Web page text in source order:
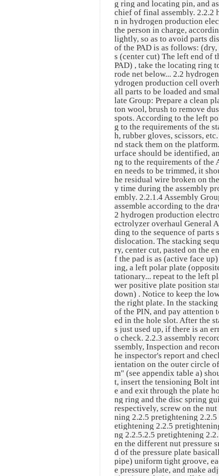
g ring and locating pin, and
chief of final assembly.
n in hydrogen production
the person in charge,
lightly, so as to avoid parts
of the PAD is as follows:
s (center cut) The left end of
PAD) , take the locating ring
rode net below... 2.2
ydrogen production cell
all parts to be loaded and
late Group: Prepare a clean
ton wool, brush to remove
spots. According to the left
g to the requirements of the
h, rubber gloves, scissors,
nd stack them on the
urface should be identified,
ng to the requirements of the
en needs to be trimmed, it
he residual wire broken on
y time during the assembly
embly. 2.2.1.4 Assembly
assemble according to the
2 hydrogen production
ectrolyzer overhaul General
ding to the sequence of parts
dislocation. The stacking
ry, center cut, pasted on the
f the pad is as (active face
ing, a left polar plate
tationary... repeat to the left
wer positive plate position
down) . Notice to keep the
the right plate. In the
of the PIN, and pay attention
ed in the hole slot. After the
s just used up, if there is an
o check. 2.2.3 assembly
ssembly, Inspection and
he inspector's report and
ientation on the outer circle
m" (see appendix table a)
t, insert the tensioning Bolt
e and exit through the plate
ng ring and the disc spring
respectively, screw on the
ning 2.2.5 pretightening
etightening 2.2.5
ng 2.2.5.2.5 pretightening
en the different nut pressure
d of the pressure plate
pipe) uniform tight groove,
e pressure plate, and make